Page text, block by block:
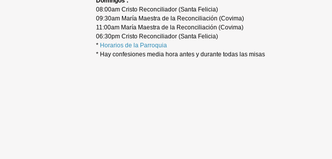
08:00am Cristo Reconciliador (Santa Felicia)
09:30am María Maestra de la Reconciliación (Covima)
11:00am María Maestra de la Reconciliación (Covima)
06:30pm Cristo Reconciliador (Santa Felicia)
* Horarios de la Parroquia
* Hay confesiones media hora antes y durante todas las misas